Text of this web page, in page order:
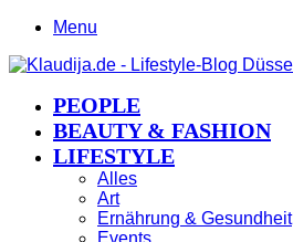
Menu
PEOPLE
BEAUTY & FASHION
LIFESTYLE
Alles
Art
Ernährung & Gesundheit
Events